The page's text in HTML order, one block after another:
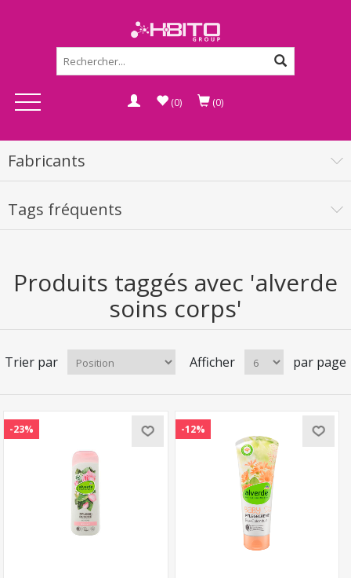
(0) (0)
Fabricants
Tags fréquents
Produits taggés avec 'alverde
soins corps'
Trier par Afficher par page
-23% -12%